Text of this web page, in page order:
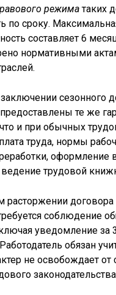
режиматаких
по сроку.
составляет 6
нормативными
сезонного
те же
и при обычных
труда, нормы
оформление
ведение трудовой
расторжении договора
соблюдение
уведомление за
обязан
не освобождает